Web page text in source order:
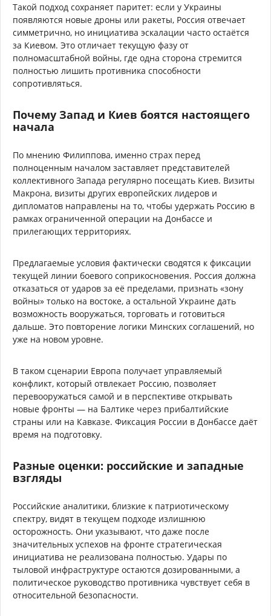
Такой подход сохраняет паритет: если у Украины
появляются новые дроны или ракеты, Россия отвечает
симметрично, но инициатива эскалации часто остаётся
за Киевом. Это отличает текущую фазу от
полномасштабной войны, где одна сторона стремится
полностью лишить противника способности
сопротивляться.
Почему Запад и Киев боятся настоящего
начала
По мнению Филиппова, именно страх перед
полноценным началом заставляет представителей
коллективного Запада регулярно посещать Киев. Визиты
Макрона, визиты других европейских лидеров и
дипломатов направлены на то, чтобы удержать Россию в
рамках ограниченной операции на Донбассе и
прилегающих территориях.
Предлагаемые условия фактически сводятся к фиксации
текущей линии боевого соприкосновения. Россия должна
отказаться от ударов за её пределами, признать «зону
войны» только на востоке, а остальной Украине дать
возможность вооружаться, торговать и готовиться
дальше. Это повторение логики Минских соглашений, но
уже на новом уровне.
В таком сценарии Европа получает управляемый
конфликт, который отвлекает Россию, позволяет
перевооружаться самой и в перспективе открывать
новые фронты — на Балтике через прибалтийские
страны или на Кавказе. Фиксация России в Донбассе даёт
время на подготовку.
Разные оценки: российские и западные
взгляды
Российские аналитики, близкие к патриотическому
спектру, видят в текущем подходе излишнюю
осторожность. Они указывают, что даже после
значительных успехов на фронте стратегическая
инициатива не реализована полностью. Удары по
тыловой инфраструктуре остаются дозированными, а
политическое руководство противника чувствует себя в
относительной безопасности.